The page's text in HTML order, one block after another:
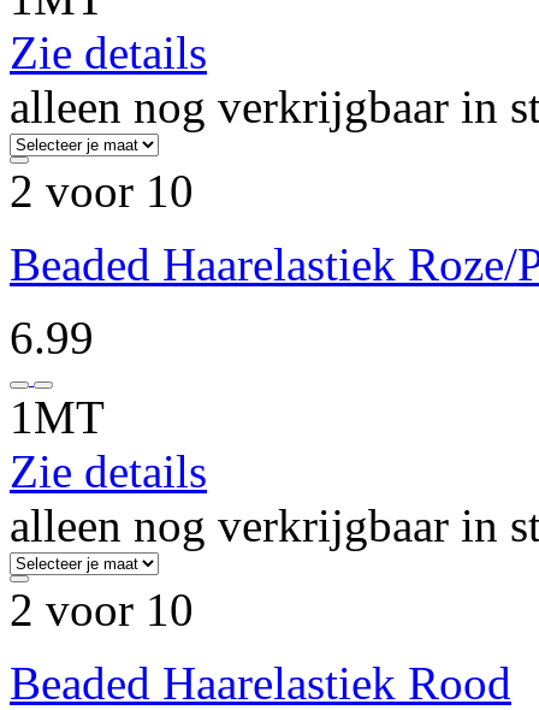
Zie details
alleen nog verkrijgbaar in
2 voor 10
Beaded Haarelastiek Roze/
6.99
1MT
Zie details
alleen nog verkrijgbaar in
2 voor 10
Beaded Haarelastiek Rood